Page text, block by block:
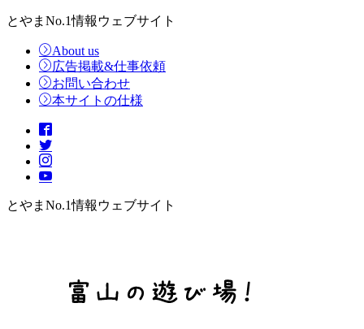
とやまNo.1情報ウェブサイト
About us
広告掲載&仕事依頼
お問い合わせ
本サイトの仕様
とやまNo.1情報ウェブサイト